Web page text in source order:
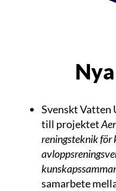
Svenskt Vatten
till projektet
reningsteknik för
samarbete